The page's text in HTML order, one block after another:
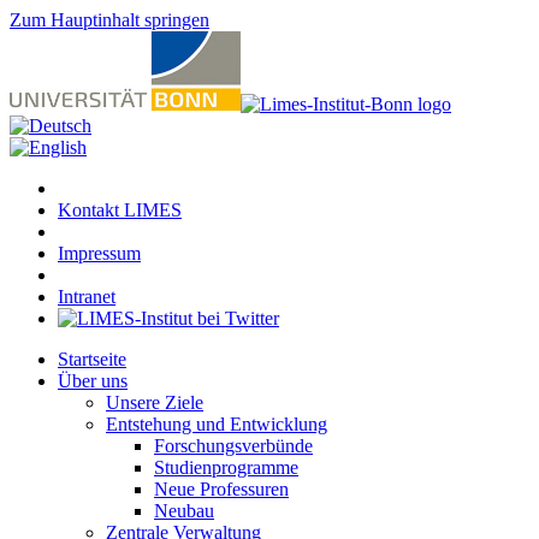
Zum Hauptinhalt springen
Kontakt LIMES
Impressum
Intranet
Startseite
Über uns
Unsere Ziele
Entstehung und Entwicklung
Forschungsverbünde
Studienprogramme
Neue Professuren
Neubau
Zentrale Verwaltung